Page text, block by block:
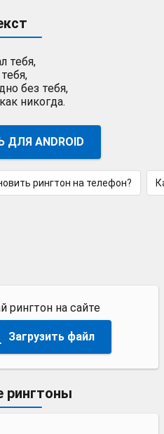
тебя,
без тебя,
никогда.
ДЛЯ ANDROID
рингтон на телефон?
рингтон на сайте
Загрузить файл
рингтоны